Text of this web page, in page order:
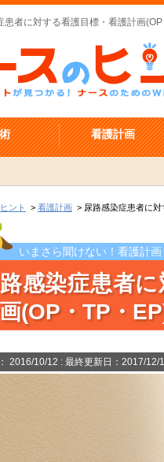
患者に対する看護目標・看護計画
看護計画
ント > 看護計画 > 尿路感染症患者に
いまさら聞けない！看護計画
感染症患者
(OP・TP・
2016/10/12 : 最終更新日：2017/12/